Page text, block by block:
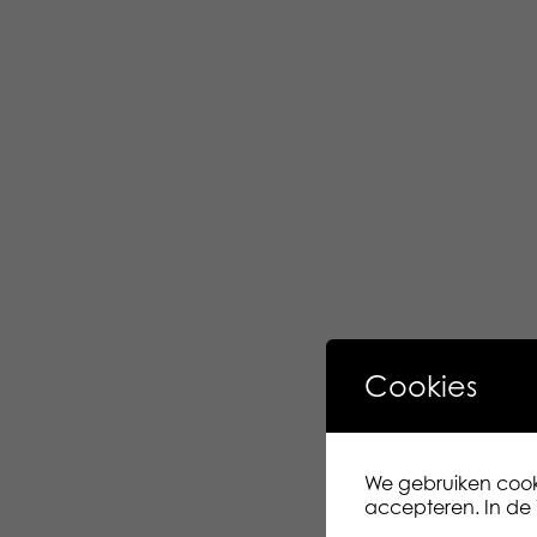
Cookies
We gebruiken
accepteren. In de